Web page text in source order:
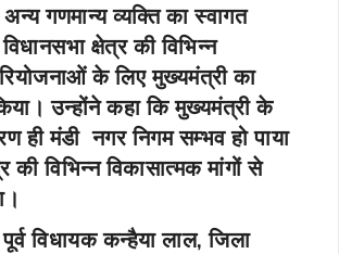
गणमान्य व्यक्ति का स्वागत
क्षेत्र की विभिन्न
के लिए मुख्यमंत्री का
उन्होंने कहा कि मुख्यमंत्री के
ही मंडी नगर निगम सम्भव हो पाया
की विभिन्न विकासात्मक मांगों से
विधायक कन्हैया लाल, जिला